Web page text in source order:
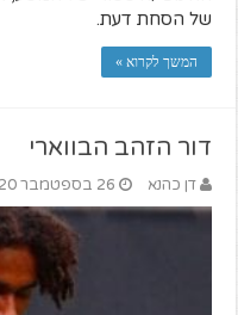
של הסחת דעת.
המשך לקרוא »
דור הזהב הבווארי
דן כהנא 26 בספטמבר 2020